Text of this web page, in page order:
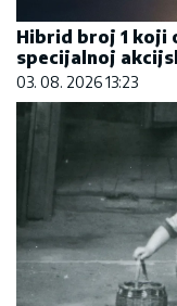
Hibrid broj 1 koji
specijalnoj
03. 08. 2026 13:23